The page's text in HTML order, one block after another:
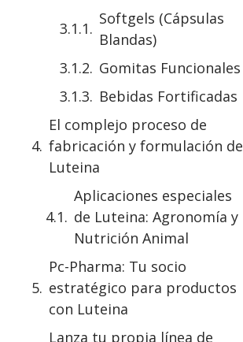
Softgels (Cápsulas
Blandas)
Gomitas Funcionales
Bebidas Fortificadas
El complejo proceso de
fabricación y formulación de
Luteina
Aplicaciones especiales
de Luteina: Agronomía y
Nutrición Animal
Pc-Pharma: Tu socio
estratégico para productos
con Luteina
Lanza tu propia línea de